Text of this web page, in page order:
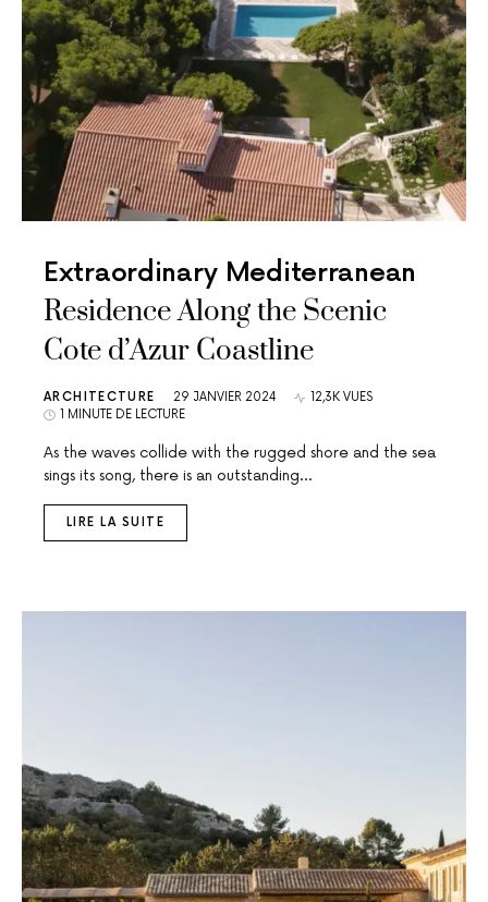
Extraordinary Mediterranean
Residence Along the Scenic
Cote d’Azur Coastline
ARCHITECTURE 29 JANVIER 2024
12,3K VUES
1 MINUTE DE LECTURE
As the waves collide with the rugged shore and the sea
sings its song, there is an outstanding…
LIRE LA SUITE